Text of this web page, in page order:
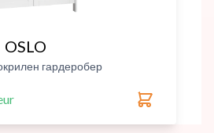
OSLO
гардеробер